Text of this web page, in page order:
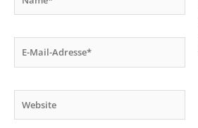
Mail-